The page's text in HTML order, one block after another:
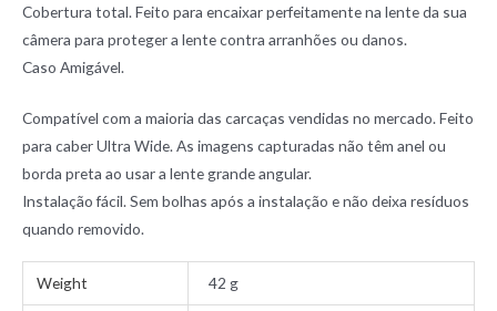
Cobertura total. Feito para encaixar perfeitamente na lente da sua
câmera para proteger a lente contra arranhões ou danos.
Caso Amigável.
Compatível com a maioria das carcaças vendidas no mercado. Feito
para caber Ultra Wide. As imagens capturadas não têm anel ou
borda preta ao usar a lente grande angular.
Instalação fácil. Sem bolhas após a instalação e não deixa resíduos
quando removido.
Weight 42 g